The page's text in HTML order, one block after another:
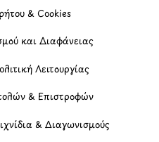
& Cookies
και Διαφάνειας
Λειτουργίας
& Επιστροφών
& Διαγωνισμούς